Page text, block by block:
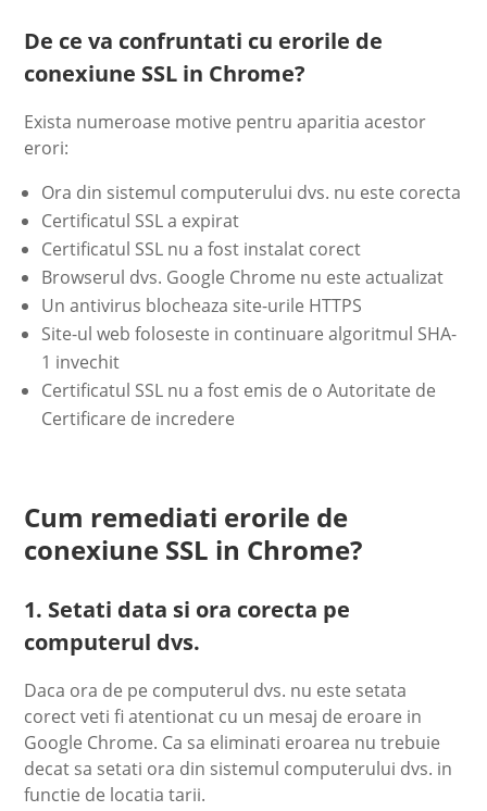
De ce va confruntati cu erorile de
conexiune SSL in Chrome?
Exista numeroase motive pentru aparitia acestor
erori:
Ora din sistemul computerului dvs. nu este corecta
Certificatul SSL a expirat
Certificatul SSL nu a fost instalat corect
Browserul dvs. Google Chrome nu este actualizat
Un antivirus blocheaza site-urile HTTPS
Site-ul web foloseste in continuare algoritmul SHA-
1 invechit
Certificatul SSL nu a fost emis de o Autoritate de
Certificare de incredere
Cum remediati erorile de
conexiune SSL in Chrome?
1. Setati data si ora corecta pe
computerul dvs.
Daca ora de pe computerul dvs. nu este setata
corect veti fi atentionat cu un mesaj de eroare in
Google Chrome. Ca sa eliminati eroarea nu trebuie
decat sa setati ora din sistemul computerului dvs. in
functie de locatia tarii.